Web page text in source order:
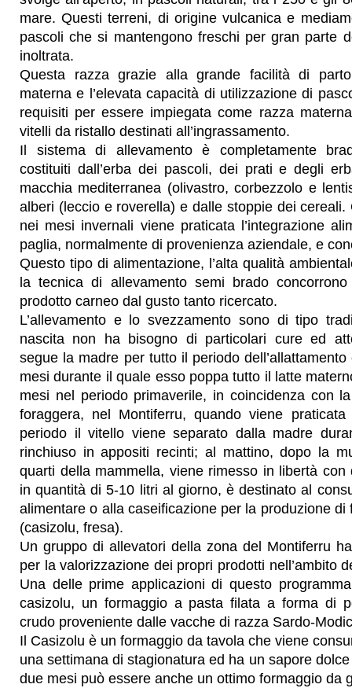
mare. Questi terreni, di origine vulcanica e
pascoli che si mantengono freschi per gran parte
inoltrata.
Questa razza grazie alla grande facilità di
materna e l’elevata capacità di utilizzazione di
requisiti per essere impiegata come razza
vitelli da ristallo destinati all’ingrassamento.
Il sistema di allevamento è completamente
costituiti dall’erba dei pascoli, dei prati e degli
macchia mediterranea (olivastro, corbezzolo e
alberi (leccio e roverella) e dalle stoppie dei cereali.
nei mesi invernali viene praticata l’integrazione
paglia, normalmente di provenienza aziendale, e
Questo tipo di alimentazione, l’alta qualità
la tecnica di allevamento semi brado
prodotto carneo dal gusto tanto ricercato.
L’allevamento e lo svezzamento sono di tipo
nascita non ha bisogno di particolari cure ed
segue la madre per tutto il periodo
mesi durante il quale esso poppa tutto il latte
mesi nel periodo primaverile, in coincidenza con
foraggera, nel Montiferru, quando viene
periodo il vitello viene separato dalla madre
rinchiuso in appositi recinti; al mattino, dopo la
quarti della mammella, viene rimesso in libertà
in quantità di 5-10 litri al giorno, è destinato al
alimentare o alla caseificazione per la produzione di
(casizolu, fresa).
Un gruppo di allevatori della zona del Montiferru
per la valorizzazione dei propri prodotti nell’ambito
Una delle prime applicazioni di questo
casizolu, un formaggio a pasta filata a forma di
crudo proveniente dalle vacche di razza Sardo-
Il Casizolu è un formaggio da tavola che viene
una settimana di stagionatura ed ha un sapore
due mesi può essere anche un ottimo formaggio da